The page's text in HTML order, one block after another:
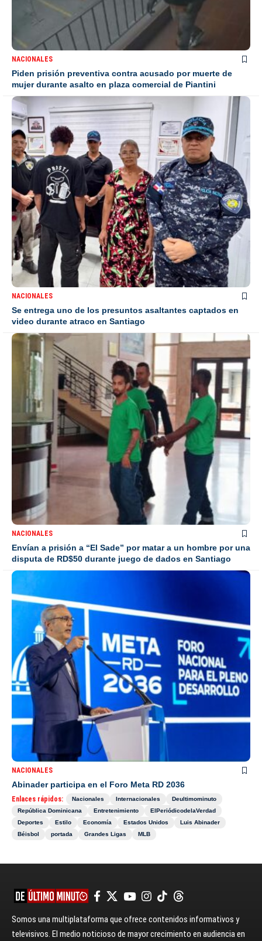
NACIONALES
Piden prisión preventiva contra acusado por muerte de
mujer durante asalto en plaza comercial de Piantini
NACIONALES
Se entrega uno de los presuntos asaltantes captados en
video durante atraco en Santiago
NACIONALES
Envían a prisión a “El Sade” por matar a un hombre por una
disputa de RD$50 durante juego de dados en Santiago
NACIONALES
Abinader participa en el Foro Meta RD 2036
Enlaces rápidos: Nacionales Internacionales
Deultimominuto
República Dominicana
Entretenimiento
ElPeriódicodelaVerdad
Deportes
Estilo Economía Estados Unidos
Luis Abinader
Béisbol
portada Grandes Ligas MLB
Somos una multiplataforma que ofrece contenidos informativos y
televisivos. El medio noticioso de mayor crecimiento en audiencia en